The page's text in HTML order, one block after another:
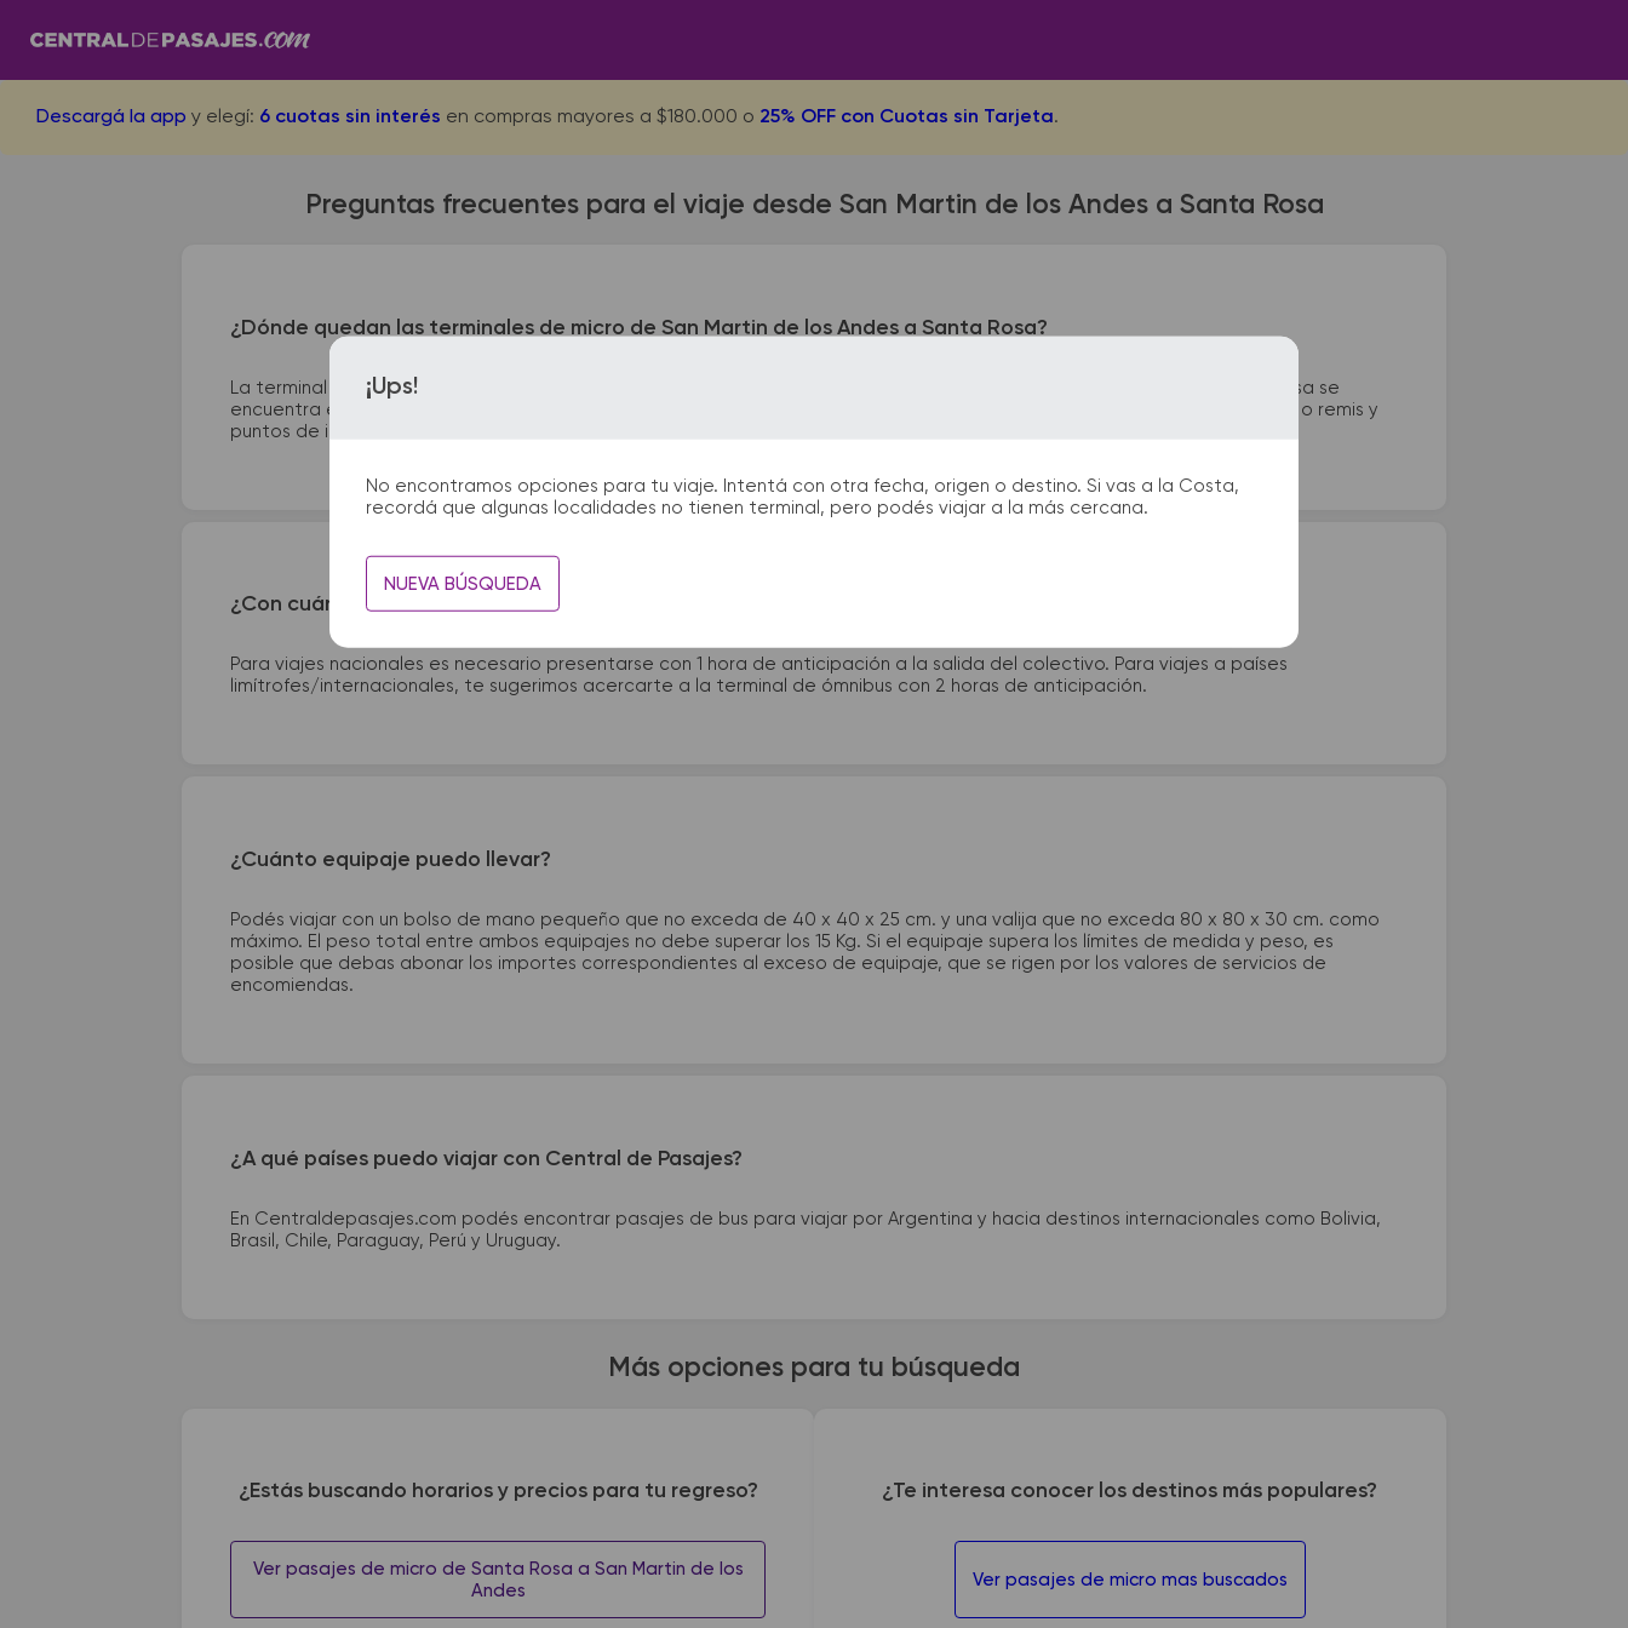
Descargá la app y elegí: 6 cuotas sin interés en compras mayores a $180.000 o 25% OFF con Cuotas sin Tarjeta.
¡Ups!
No encontramos opciones para tu viaje. Intentá con otra fecha, origen o destino. Si vas a la Costa,
recordá que algunas localidades no tienen terminal, pero podés viajar a la más cercana.
NUEVA BÚSQUEDA
Preguntas frecuentes para el viaje desde San Martin de los Andes a Santa Rosa
¿Dónde quedan las terminales de micro de San Martin de los Andes a Santa Rosa?
La terminal de ómnibus de San Martin de los Andes queda ubicada en Villegas 231. La terminal de colectivos de Santa Rosa se
encuentra en Terminal - Av. Pedro Luro 365. En las terminales de bus podrás encontrar kioscos, sanitarios, paradas de taxi o remis y
puntos de información que te facilitarán la partida y el arribo durante tu viaje.
¿Con cuánta anticipación debo presentarme en la terminal de micros?
Para viajes nacionales es necesario presentarse con 1 hora de anticipación a la salida del colectivo. Para viajes a países
limítrofes/internacionales, te sugerimos acercarte a la terminal de ómnibus con 2 horas de anticipación.
¿Cuánto equipaje puedo llevar?
Podés viajar con un bolso de mano pequeño que no exceda de 40 x 40 x 25 cm. y una valija que no exceda 80 x 80 x 30 cm. como
máximo. El peso total entre ambos equipajes no debe superar los 15 Kg. Si el equipaje supera los límites de medida y peso, es
posible que debas abonar los importes correspondientes al exceso de equipaje, que se rigen por los valores de servicios de
encomiendas.
¿A qué países puedo viajar con Central de Pasajes?
En Centraldepasajes.com podés encontrar pasajes de bus para viajar por Argentina y hacia destinos internacionales como Bolivia,
Brasil, Chile, Paraguay, Perú y Uruguay.
Más opciones para tu búsqueda
¿Estás buscando horarios y precios para tu regreso?
Ver pasajes de micro de Santa Rosa a San Martin de los
Andes
¿Te interesa conocer los destinos más populares?
Ver pasajes de micro mas buscados